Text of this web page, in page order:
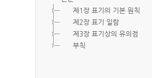
제1장 표기의 기본 원칙
제2장 표기 일람
제3장 표기상의 유의점
부칙